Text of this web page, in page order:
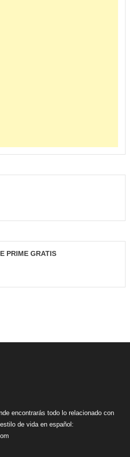
PRIME GRATIS
encontrarás todo lo relacionado con
de vida en español: